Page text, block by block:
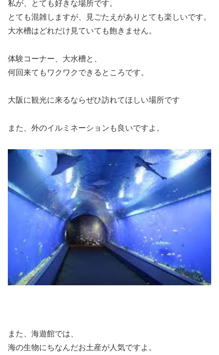
私が、とても好きな場所です。
とても混雑しますが、見ごたえがありとても楽しいです。
大水槽はどれだけ見ていても飽きません。
体験コーナー、大水槽と、
何回来てもワクワクできるところです。
大阪に観光に来るならぜひ訪れてほしい場所です
また、外のイルミネーションも良いですよ。
また、海遊館では、
海の生物にちなんだお土産が人気ですよ。